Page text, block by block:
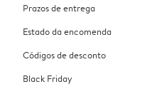
Prazos de entrega
Estado da encomenda
Códigos de desconto
Black Friday